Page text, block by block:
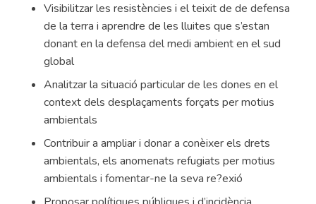
Visibilitzar les resistències i el teixit de de defensa
de la terra i aprendre de les lluites que s’estan
donant en la defensa del medi ambient en el sud
global
Analitzar la situació particular de les dones en el
context dels desplaçaments forçats per motius
ambientals
Contribuir a ampliar i donar a conèixer els drets
ambientals, els anomenats refugiats per motius
ambientals i fomentar-ne la seva re?exió